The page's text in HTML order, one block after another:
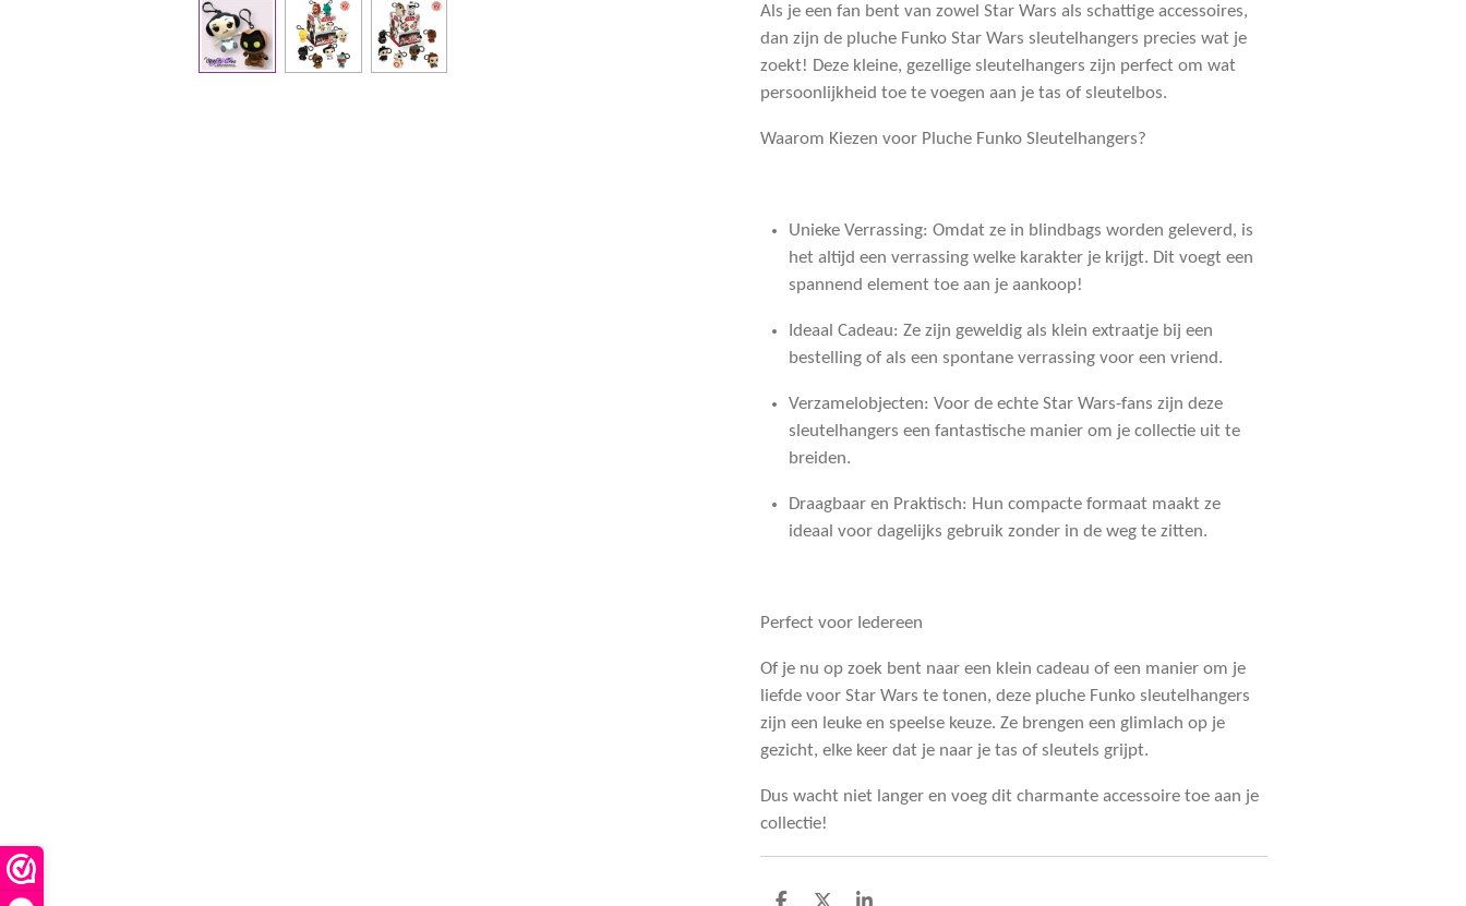
Als je een fan bent van zowel Star Wars als schattige accessoires,
dan zijn de pluche Funko Star Wars sleutelhangers precies wat je
zoekt! Deze kleine, gezellige sleutelhangers zijn perfect om wat
persoonlijkheid toe te voegen aan je tas of sleutelbos.
Waarom Kiezen voor Pluche Funko Sleutelhangers?
Unieke Verrassing: Omdat ze in blindbags worden geleverd, is
het altijd een verrassing welke karakter je krijgt. Dit voegt een
spannend element toe aan je aankoop!
Ideaal Cadeau: Ze zijn geweldig als klein extraatje bij een
bestelling of als een spontane verrassing voor een vriend.
Verzamelobjecten: Voor de echte Star Wars-fans zijn deze
sleutelhangers een fantastische manier om je collectie uit te
breiden.
Draagbaar en Praktisch: Hun compacte formaat maakt ze
ideaal voor dagelijks gebruik zonder in de weg te zitten.
Perfect voor Iedereen
Of je nu op zoek bent naar een klein cadeau of een manier om je
liefde voor Star Wars te tonen, deze pluche Funko sleutelhangers
zijn een leuke en speelse keuze. Ze brengen een glimlach op je
gezicht, elke keer dat je naar je tas of sleutels grijpt.
Dus wacht niet langer en voeg dit charmante accessoire toe aan je
collectie!